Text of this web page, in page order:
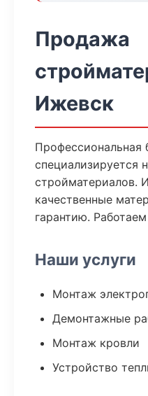
Продажа
Ижевск
Профессиональная
специализируется
стройматериалов.
качественные
гарантию.
Наши услуги
Монтаж
Демонтажные
Монтаж кровли
Устройство